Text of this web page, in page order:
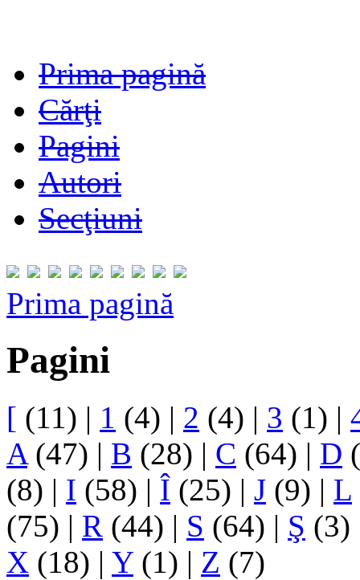
Prima pagină
Cărţi
Pagini
Autori
Secţiuni
Prima pagină
Pagini
[ (11) | 1 (4) | 2 (4) | 3 (1) |
A(47) | B (28) | C (64) | D
(8) | I (58) | Î (25) | J (9) | L
(75) | R (44) | S (64) | Ş (3)
X (18) | Y(1) | Z (7)